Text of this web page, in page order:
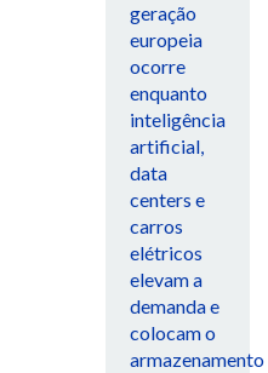
geração
europeia
ocorre
enquanto
inteligência
artificial,
data
centers e
carros
elétricos
elevam a
demanda e
colocam o
armazenamento